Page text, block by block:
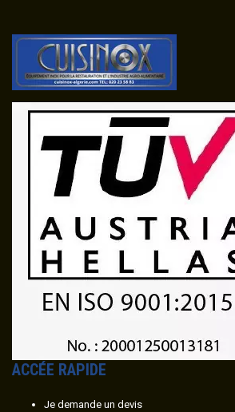
ACCÉE RAPIDE
Je demande un devis